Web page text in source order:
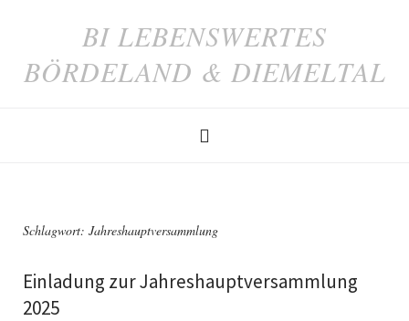
BI LEBENSWERTES
BÖRDELAND & DIEMELTAL
Schlagwort: Jahreshauptversammlung
Einladung zur Jahreshauptversammlung
2025